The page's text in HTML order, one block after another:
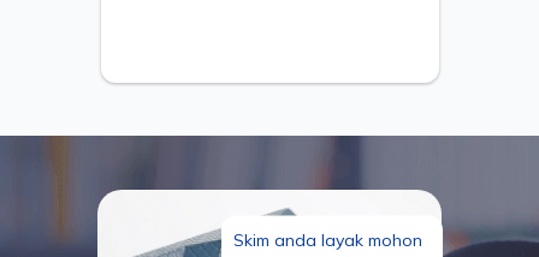
Skim anda layak mohon